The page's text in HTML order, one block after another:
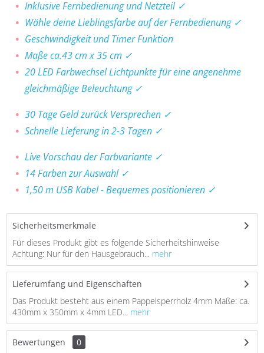
Inklusive Fernbedienung und Netzteil ✓
Wähle deine Lieblingsfarbe auf der Fernbedienung ✓
Geschwindigkeit und Timer Funktion
Maße ca.43 cm x 35 cm ✓
20 LED Farbwechsel Lichtpunkte für eine angenehme
gleichmäßige Beleuchtung ✓
30 Tage Geld zurück Versprechen ✓
Schnelle Lieferung in 2-3 Tagen ✓
Live Vorschau der Farbvariante ✓
14 Farben zur Auswahl ✓
1,50 m USB Kabel - Bequemes positionieren ✓
Sicherheitsmerkmale
Für dieses Produkt gibt es folgende Sicherheitshinweise
Achtung: Nur für den Hausgebrauch... mehr
Lieferumfang und Eigenschaften
Das Produkt besteht aus einem Pappelsperrholz 4mm Maße: ca.
430mm x 350mm x 4mm LED... mehr
Bewertungen
0